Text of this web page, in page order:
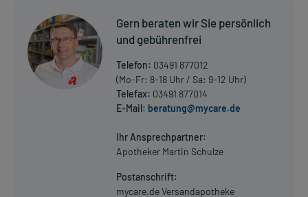
Erwachsene
1 Tropfen
2-mal täglich
im Abstand von 12 Stunden
Die Gesamtdosis sollte nicht ohne Rücksprache mit einem Arzt
oder Apotheker überschritten werden.
Tropfen Sie das Arzneimittel in den Bindehautsack des betroffenen
Schließen Sie nach dem Eintropfen langsam das Auge und drücken
Sie leicht mit dem Finger auf den Tränenkanal zwischen Nase und
Mehr anzeigen
Gern beraten wir Sie persönlich
und gebührenfrei
Telefon: 03491 877012
(Mo-Fr: 8-18 Uhr / Sa: 9-12 Uhr)
Telefax: 03491 877014
E-Mail: beratung@mycare.de
Ihr Ansprechpartner:
Apotheker Martin Schulze
Postanschrift:
mycare.de Versandapotheke